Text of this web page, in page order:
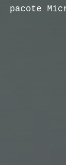
pacote